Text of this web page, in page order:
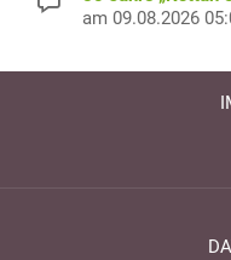
am 09.08.2026